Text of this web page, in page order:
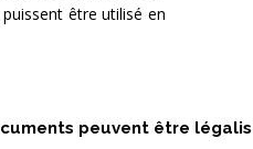
être utilisé en
peuvent être